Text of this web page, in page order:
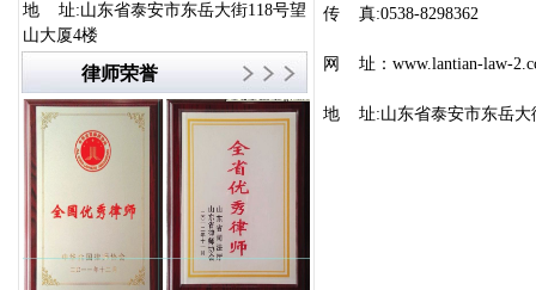
地 址:山东省泰安市东岳大街118号望
山大厦4楼
律师荣誉
传 真:0538-8298362
网 址： www.lantian-law-
地 址:山东省泰安市东岳大